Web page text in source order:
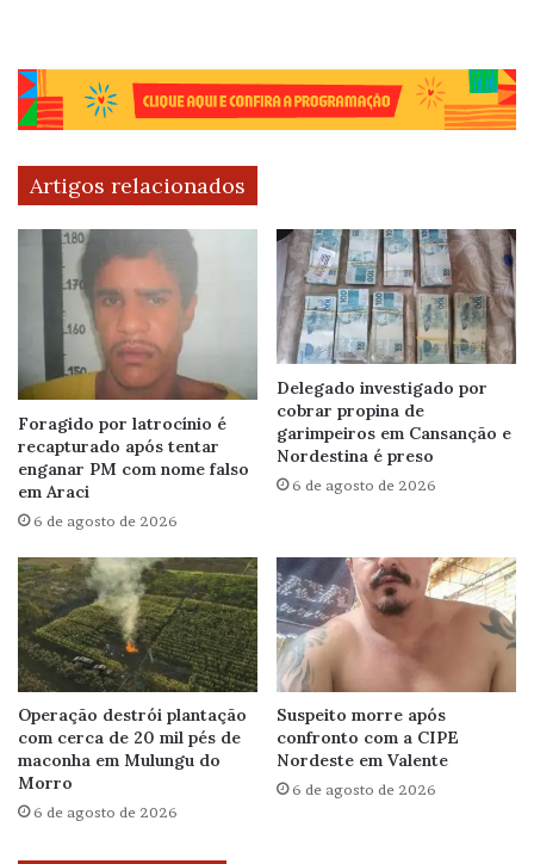
Artigos relacionados
Foragido por latrocínio é
recapturado após tentar
enganar PM com nome falso
em Araci
6 de agosto de 2026
Delegado investigado por
cobrar propina de
garimpeiros em Cansanção e
Nordestina é preso
6 de agosto de 2026
Operação destrói plantação
com cerca de 20 mil pés de
maconha em Mulungu do
Morro
6 de agosto de 2026
Suspeito morre após
confronto com a CIPE
Nordeste em Valente
6 de agosto de 2026